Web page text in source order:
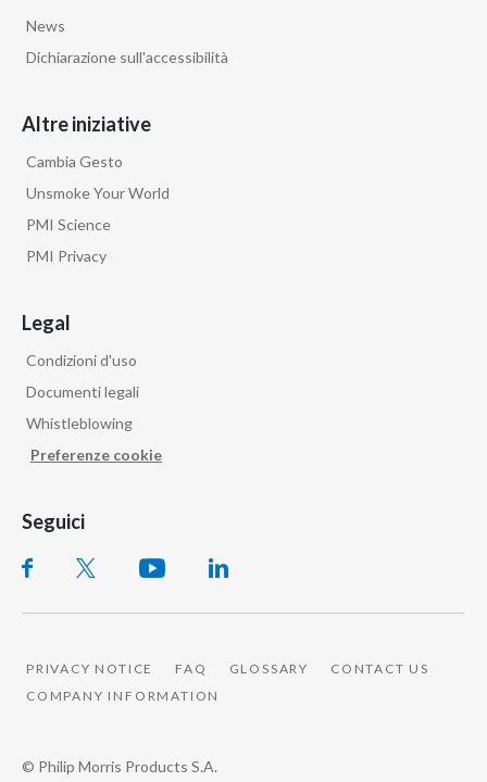
News
Dichiarazione sull'accessibilità
Altre iniziative
Cambia Gesto
Unsmoke Your World
PMI Science
PMI Privacy
Legal
Condizioni d'uso
Documenti legali
Whistleblowing
Preferenze cookie
Seguici
PRIVACY NOTICE FAQ GLOSSARY
CONTACT US
COMPANY INFORMATION
© Philip Morris Products S.A.